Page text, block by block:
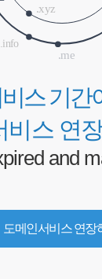
스 기간
비스 연
and
도메인서비스 연장